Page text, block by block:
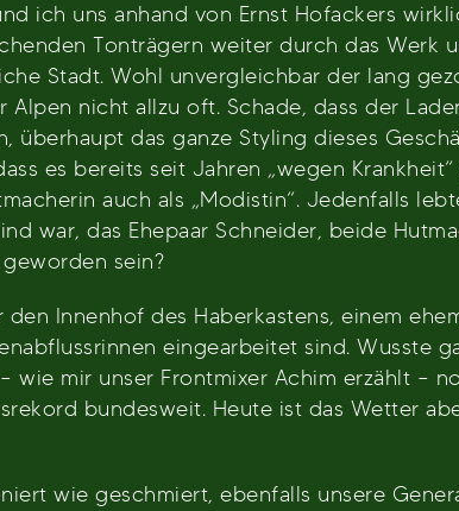
ich uns anhand von Ernst Hofackers
Tonträgern weiter durch das Werk
Stadt. Wohl unvergleichbar der lang
nicht allzu oft. Schade, dass der
überhaupt das ganze Styling dieses
es bereits seit Jahren „wegen
auch als „Modistin“. Jedenfalls
war, das Ehepaar Schneider, beide
sein?
Innenhof des Haberkastens, einem
eingearbeitet sind. Wusste
mir unser Frontmixer Achim erzählt –
bundesweit. Heute ist das Wetter
wie geschmiert, ebenfalls unsere